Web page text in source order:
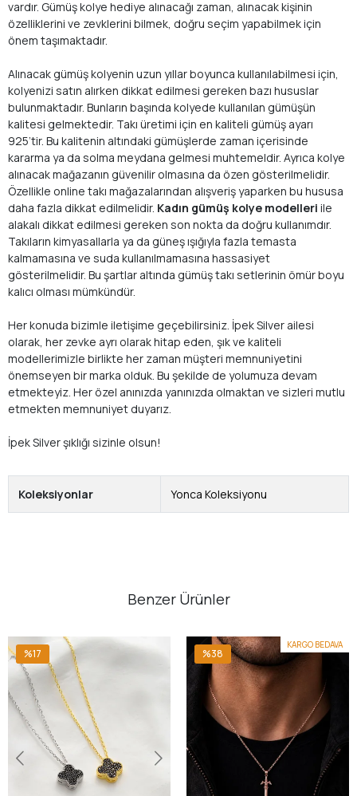
vardır. Gümüş kolye hediye alınacağı zaman, alınacak kişinin
özelliklerini ve zevklerini bilmek, doğru seçim yapabilmek için
önem taşımaktadır.
Alınacak gümüş kolyenin uzun yıllar boyunca kullanılabilmesi için,
kolyenizi satın alırken dikkat edilmesi gereken bazı hususlar
bulunmaktadır. Bunların başında kolyede kullanılan gümüşün
kalitesi gelmektedir. Takı üretimi için en kaliteli gümüş ayarı
925’tir. Bu kalitenin altındaki gümüşlerde zaman içerisinde
kararma ya da solma meydana gelmesi muhtemeldir. Ayrıca kolye
alınacak mağazanın güvenilir olmasına da özen gösterilmelidir.
Özellikle online takı mağazalarından alışveriş yaparken bu hususa
daha fazla dikkat edilmelidir. Kadın gümüş kolye modelleri ile
alakalı dikkat edilmesi gereken son nokta da doğru kullanımdır.
Takıların kimyasallarla ya da güneş ışığıyla fazla temasta
kalmamasına ve suda kullanılmamasına hassasiyet
gösterilmelidir. Bu şartlar altında gümüş takı setlerinin ömür boyu
kalıcı olması mümkündür.
Her konuda bizimle iletişime geçebilirsiniz. İpek Silver ailesi
olarak, her zevke ayrı olarak hitap eden, şık ve kaliteli
modellerimizle birlikte her zaman müşteri memnuniyetini
önemseyen bir marka olduk. Bu şekilde de yolumuza devam
etmekteyiz. Her özel anınızda yanınızda olmaktan ve sizleri mutlu
etmekten memnuniyet duyarız.
İpek Silver şıklığı sizinle olsun!
Koleksiyonlar Yonca Koleksiyonu
Benzer Ürünler
%17
KARGO BEDAVA
%38